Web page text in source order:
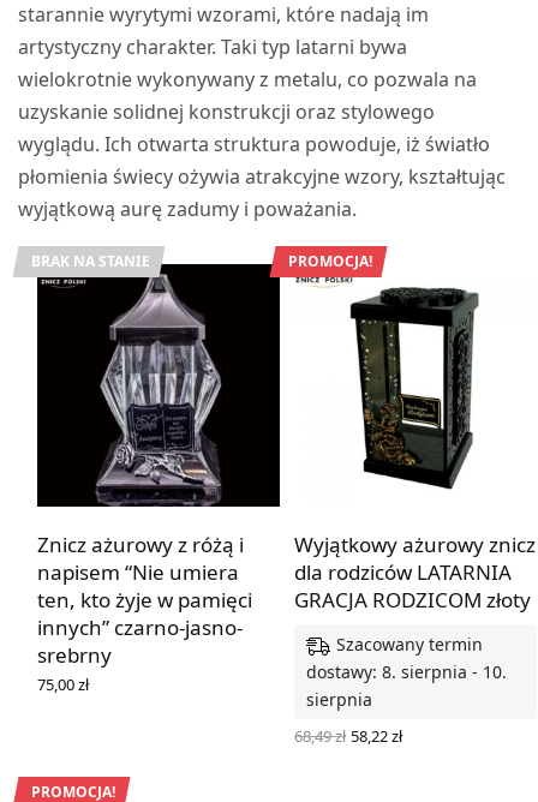
starannie wyrytymi wzorami, które nadają im
artystyczny charakter. Taki typ latarni bywa
wielokrotnie wykonywany z metalu, co pozwala na
uzyskanie solidnej konstrukcji oraz stylowego
wyglądu. Ich otwarta struktura powoduje, iż światło
płomienia świecy ożywia atrakcyjne wzory, kształtując
wyjątkową aurę zadumy i poważania.
BRAK NA STANIE
Znicz ażurowy z różą i
napisem “Nie umiera
ten, kto żyje w pamięci
innych” czarno-jasno-
srebrny
75,00zł
PROMOCJA!
Wyjątkowy ażurowy znicz
dla rodziców LATARNIA
GRACJA RODZICOM złoty
Szacowany termin
dostawy: 8. sierpnia - 10.
sierpnia
68,49zł Pierwotna
cena
58,22złAktualna
PROMOCJA!